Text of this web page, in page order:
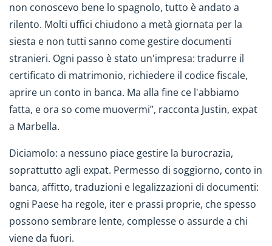
non conoscevo bene lo spagnolo, tutto è andato a
rilento. Molti uffici chiudono a metà giornata per la
siesta e non tutti sanno come gestire documenti
stranieri. Ogni passo è stato un'impresa: tradurre il
certificato di matrimonio, richiedere il codice fiscale,
aprire un conto in banca. Ma alla fine ce l'abbiamo
fatta, e ora so come muovermi”, racconta Justin, expat
a Marbella.
Diciamolo: a nessuno piace gestire la burocrazia,
soprattutto agli expat. Permesso di soggiorno, conto in
banca, affitto, traduzioni e legalizzazioni di documenti:
ogni Paese ha regole, iter e prassi proprie, che spesso
possono sembrare lente, complesse o assurde a chi
viene da fuori.